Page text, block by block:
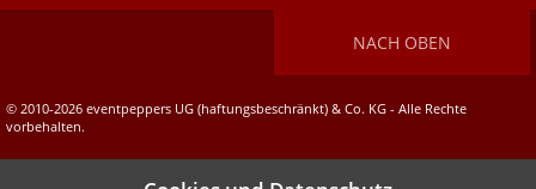
NACH OBEN
© 2010-2026 eventpeppers UG (haftungsbeschränkt) & Co. KG - Alle Rechte
vorbehalten.